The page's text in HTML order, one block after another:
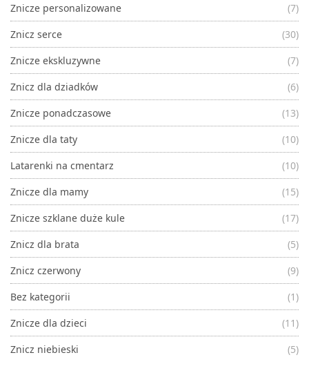
Znicze personalizowane
(7)
Znicz serce
(30)
Znicze ekskluzywne
(7)
Znicz dla dziadków
(6)
Znicze ponadczasowe
(13)
Znicze dla taty
(10)
Latarenki na cmentarz
(10)
Znicze dla mamy
(15)
Znicze szklane duże kule
(17)
Znicz dla brata
(5)
Znicz czerwony
(9)
Bez kategorii
(1)
Znicze dla dzieci
(11)
Znicz niebieski
(5)